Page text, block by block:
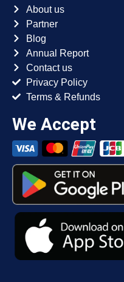
About us
Partner
Blog
Annual Report
Contact us
Privacy Policy
Terms & Refunds
We Accept